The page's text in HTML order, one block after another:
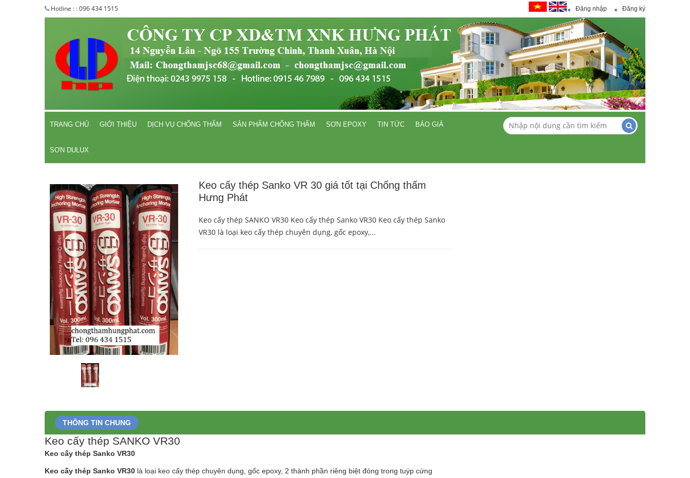
Hotline : : 096 434 1515 Đăng nhập Đăng ký
TRANG CHỦ GIỚI THIỆU DỊCH VỤ CHỐNG THẤM SẢN PHẨM CHỐNG THẤM SƠN EPOXY TIN TỨC BÁO GIÁ
SƠN DULUX
Keo cấy thép Sanko VR 30 giá tốt tại Chống thấm
Hưng Phát
Keo cấy thép SANKO VR30 Keo cấy thép Sanko VR30 Keo cấy thép Sanko
VR30 là loại keo cấy thép chuyên dụng, gốc epoxy,...
THÔNG TIN CHUNG
Keo cấy thép SANKO VR30
Keo cấy thép Sanko VR30
Keo cấy thép Sanko VR30 là loại keo cấy thép chuyên dụng, gốc epoxy, 2 thành phần riêng biệt đóng trong tuýp cứng